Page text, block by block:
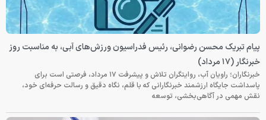
پیام تبریک محسن رضوانی، رئیس فدراسیون ورزش‌های آبی، به مناسبت روز
خبرنگار (۱۷ مرداد)
خبرنگاران؛ راویان آب، روایتگران تلاش و پیشرفت ۱۷ مرداد، فرصتی است برای
پاسداشت جایگاه ارزشمند خبرنگارانی که با قلم، نگاه دقیق و رسالت حرفه‌ای خود،
نقش مهمی در آگاهی‌بخشی، توسعه